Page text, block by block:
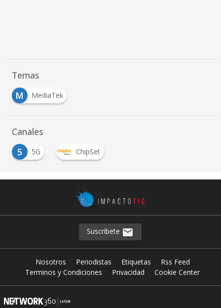
Temas
M
MediaTek
Canales
5
5G ChipSet
Suscríbete
Nosotros Periodistas Etiquetas
Rss Feed
Terminos y Condiciones
Privacidad Cookie Center